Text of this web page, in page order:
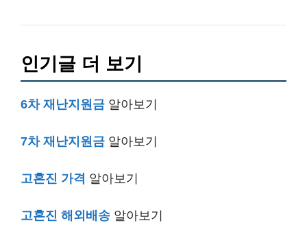
인기글 더 보기
6차 재난지원금 알아보기
7차 재난지원금 알아보기
고혼진 가격 알아보기
고혼진 해외배송 알아보기